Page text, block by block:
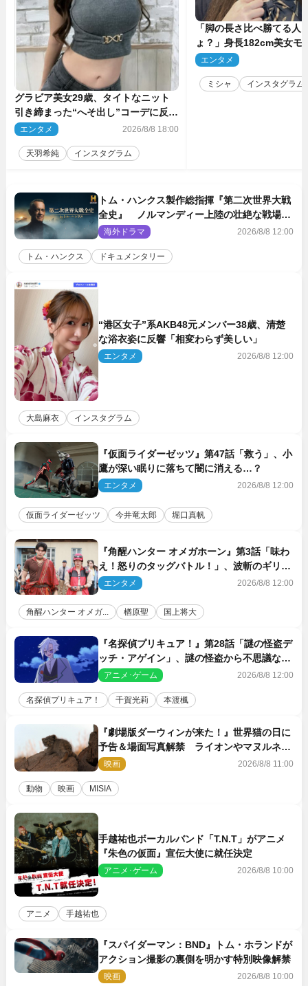
グラビア美女29歳、タイトなニット
引き締まった“へそ出し”コーデに反響
「可愛い過ぎる」
エンタメ 2026/8/8 18:00
天羽希純 インスタグラム
「脚の長さ比べ勝てる人
ょ？」身長182cm美女モ
のプロポーションにネッ
エンタメ
ミシャ インスタグラム
トム・ハンクス製作総指揮『第二次世界大戦
全史』 ノルマンディー上陸の壮絶な戦場を
収めた特別映像解禁
海外ドラマ 2026/8/8 12:00
トム・ハンクス ドキュメンタリー
“港区女子”系AKB48元メンバー38歳、清楚
な浴衣姿に反響「相変わらず美しい」
エンタメ 2026/8/8 12:00
大島麻衣 インスタグラム
『仮面ライダーゼッツ』第47話「救う」、小
鷹が深い眠りに落ちて闇に消える…？
エンタメ 2026/8/8 12:00
仮面ライダーゼッツ 今井竜太郎 堀口真帆
『角醒ハンター オメガホーン』第3話「味わ
え！怒りのタッグバトル！」、波斬のギリコ
がハンターバトルを挑んできた！
エンタメ 2026/8/8 12:00
角醒ハンター オメガ... 楢原聖 国上将大
『名探偵プリキュア！』第28話「謎の怪盗デ
ッチ・アゲイン」、謎の怪盗から不思議な予
告状が届く
アニメ･ゲーム 2026/8/8 12:00
名探偵プリキュア！ 千賀光莉 本渡楓
『劇場版ダーウィンが来た！』世界猫の日に
予告＆場面写真解禁 ライオンやマヌルネコ
の赤ちゃんが大集合
映画 2026/8/8 11:00
動物 映画 MISIA
手越祐也ボーカルバンド「T.N.T」がアニメ
『朱色の仮面』宣伝大使に就任決定
アニメ･ゲーム 2026/8/8 10:00
アニメ 手越祐也
『スパイダーマン：BND』トム・ホランドが
アクション撮影の裏側を明かす特別映像解禁
映画 2026/8/8 10:00